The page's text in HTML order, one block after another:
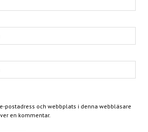
postadress och webbplats i denna webbläsare
en kommentar.